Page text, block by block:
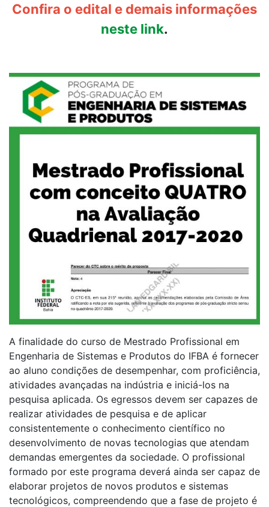
Confira o edital e demais informações
neste link.
A finalidade do curso de Mestrado Profissional em
Engenharia de Sistemas e Produtos do IFBA é fornecer
ao aluno condições de desempenhar, com proficiência,
atividades avançadas na indústria e iniciá-los na
pesquisa aplicada. Os egressos devem ser capazes de
realizar atividades de pesquisa e de aplicar
consistentemente o conhecimento científico no
desenvolvimento de novas tecnologias que atendam
demandas emergentes da sociedade. O profissional
formado por este programa deverá ainda ser capaz de
elaborar projetos de novos produtos e sistemas
tecnológicos, compreendendo que a fase de projeto é